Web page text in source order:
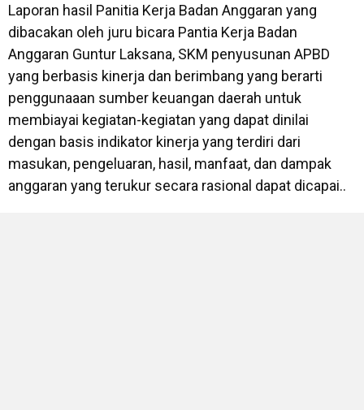
Laporan hasil Panitia Kerja Badan Anggaran yang
dibacakan oleh juru bicara Pantia Kerja Badan
Anggaran Guntur Laksana, SKM penyusunan APBD
yang berbasis kinerja dan berimbang yang berarti
penggunaaan sumber keuangan daerah untuk
membiayai kegiatan-kegiatan yang dapat dinilai
dengan basis indikator kinerja yang terdiri dari
masukan, pengeluaran, hasil, manfaat, dan dampak
anggaran yang terukur secara rasional dapat dicapai..